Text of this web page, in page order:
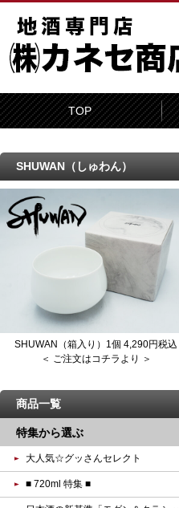
TOP
SHUWAN（しゅわん）
SHUWAN（箱入り）1個 4,290円税込
＜ ご注文はコチラより ＞
商品一覧
特集から選ぶ
大人気☆グッさんセレクト
■ 720ml 特集 ■